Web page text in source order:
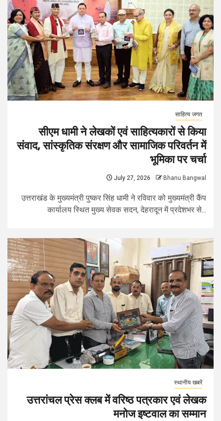
साहित्य जगत
सीएम धामी ने लेखकों एवं साहित्यकारों से किया
संवाद, सांस्कृतिक संरक्षण और सामाजिक परिवर्तन में
भूमिका पर चर्चा
July 27, 2026 Bhanu Bangwal
उत्तराखंड के मुख्यमंत्री पुष्कर सिंह धामी ने रविवार को मुख्यमंत्री कैंप
कार्यालय स्थित मुख्य सेवक सदन, देहरादून में प्रदेशभर से...
स्थानीय खबरें
उत्तरांचल प्रेस क्लब में वरिष्ठ पत्रकार एवं लेखक
मनोज इष्टवाल का सम्मान